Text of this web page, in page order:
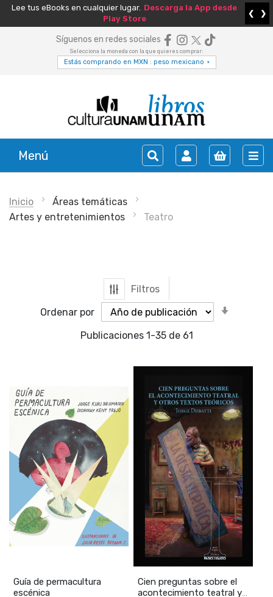
Lee tus eBooks en cualquier lugar. Descarga la App desde
Play Store
❮ ❯
Síguenos en redes sociales
Selecciona la moneda con la que quieres comprar:
Estás comprando en MXN : peso mexicano ▾
Menú
Inicio
Áreas temáticas
Artes y entretenimientos
Teatro
Filtros
Ordenar por
Publicaciones 1 -35de 61
Guía de permacultura
escénica
Cien preguntas sobre el
acontecimiento teatral y